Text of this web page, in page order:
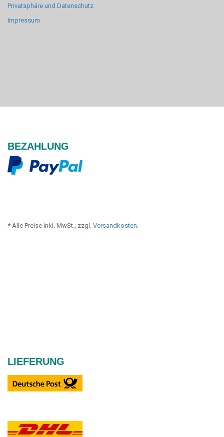
Privatsphäre und Datenschutz
Impressum
BEZAHLUNG
* Alle Preise inkl. MwSt., zzgl. Versandkosten
LIEFERUNG